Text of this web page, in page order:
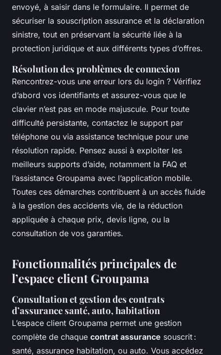
envoyé, à saisir dans le formulaire. Il permet de
sécuriser la souscription assurance et la déclaration
sinistre, tout en préservant la sécurité liée à la
protection juridique et aux différents types d’offres.
Résolution des problèmes de connexion
Rencontrez-vous une erreur lors du login ? Vérifiez
d’abord vos identifiants et assurez-vous que le
clavier n’est pas en mode majuscule. Pour toute
difficulté persistante, contactez le support par
téléphone ou via assistance technique pour une
résolution rapide. Pensez aussi à exploiter les
meilleurs supports d’aide, notamment la FAQ et
l’assistance Groupama avec l’application mobile.
Toutes ces démarches contribuent à un accès fluide
à la gestion des accidents vie, de la réduction
appliquée à chaque prix, devis ligne, ou la
consultation de vos garanties.
Fonctionnalités principales de
l’espace client Groupama
Consultation et gestion des contrats
d’assurance santé, auto, habitation
L’espace client Groupama permet une gestion
complète de chaque contrat assurance souscrit :
santé, assurance habitation, ou auto. Vous accédez